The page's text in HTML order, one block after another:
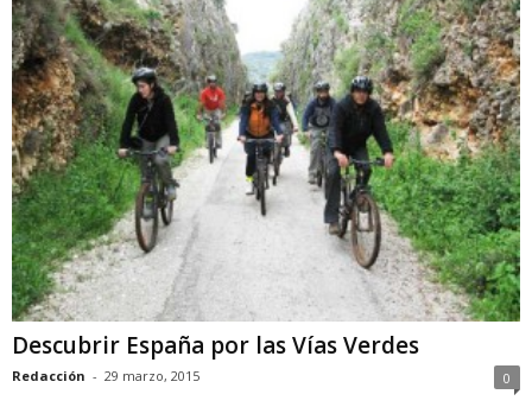
Descubrir España por las Vías Verdes
Redacción - 29 marzo, 2015 0